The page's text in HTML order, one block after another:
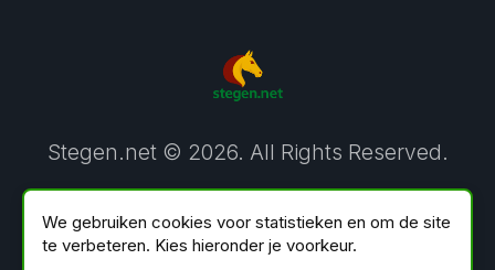
Stegen.net © 2026. All Rights Reserved.
We gebruiken cookies voor statistieken en om de site
te verbeteren. Kies hieronder je voorkeur.